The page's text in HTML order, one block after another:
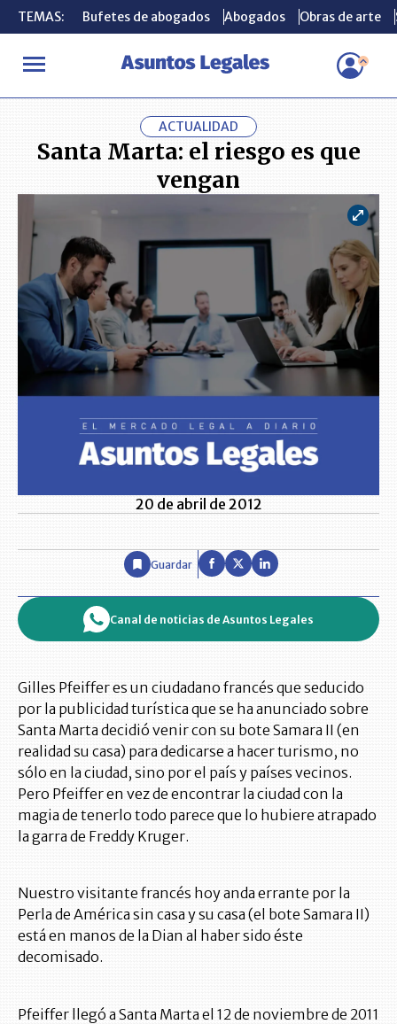
TEMAS: Bufetes de abogados Abogados Obras de arte
INICIO ACTUALIDAD Santa Marta: el riesgo es que vengan
TEMAS: Bufetes de abogados Abogados Obras de arte
ACTUALIDAD
Santa Marta: el riesgo es que
vengan
20 de abril de 2012
Guardar
Canal de noticias de Asuntos Legales
Gilles Pfeiffer es un ciudadano francés que seducido
por la publicidad turística que se ha anunciado sobre
Santa Marta decidió venir con su bote Samara II (en
realidad su casa) para dedicarse a hacer turismo, no
sólo en la ciudad, sino por el país y países vecinos.
Pero Pfeiffer en vez de encontrar la ciudad con la
magia de tenerlo todo parece que lo hubiere atrapado
la garra de Freddy Kruger.
Nuestro visitante francés hoy anda errante por la
Perla de América sin casa y su casa (el bote Samara II)
está en manos de la Dian al haber sido éste
decomisado.
Pfeiffer llegó a Santa Marta el 12 de noviembre de 2011